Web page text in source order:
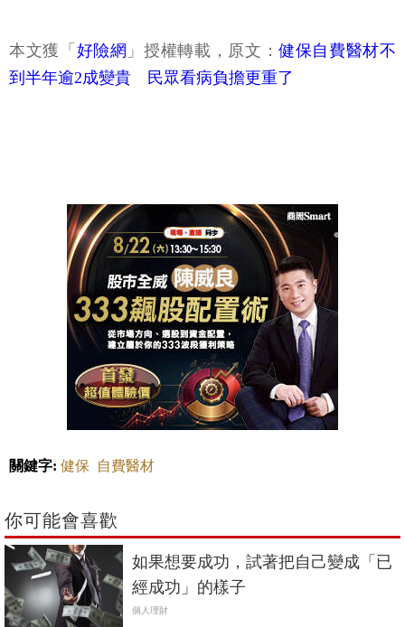
本文獲「 好險網 」授權轉載，原文：健保自費醫材不
到半年逾2成變貴 民眾看病負擔更重了
關鍵字: 健保 自費醫材
你可能會喜歡
如果想要成功，試著把自己變成「已
經成功」的樣子
個人理財